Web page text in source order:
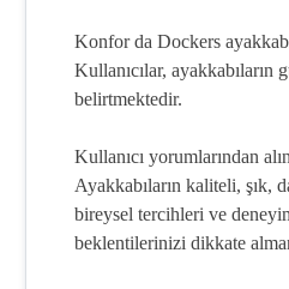
Konfor da Dockers
Kullanıcılar, ayakkabıların
belirtmektedir.
Kullanıcı yorumlarından
Ayakkabıların kaliteli, şık,
bireysel tercihleri ve
beklentilerinizi dikkate